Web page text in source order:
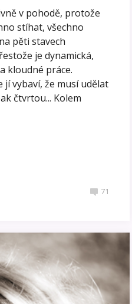
v pohodě, protože
stíhat, všechno
pěti stavech
je dynamická,
kloudné práce.
jí vybaví, že musí udělat
čtvrtou... Kolem
71